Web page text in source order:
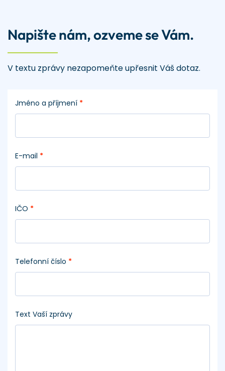
Napište nám, ozveme se Vám.
V textu zprávy nezapomeňte upřesnit Váš dotaz.
Jméno a příjmení *
E-mail *
IČO *
Telefonní číslo *
Text Vaší zprávy